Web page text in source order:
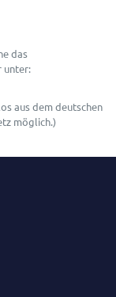
das
unter:
aus dem deutschen
möglich.)